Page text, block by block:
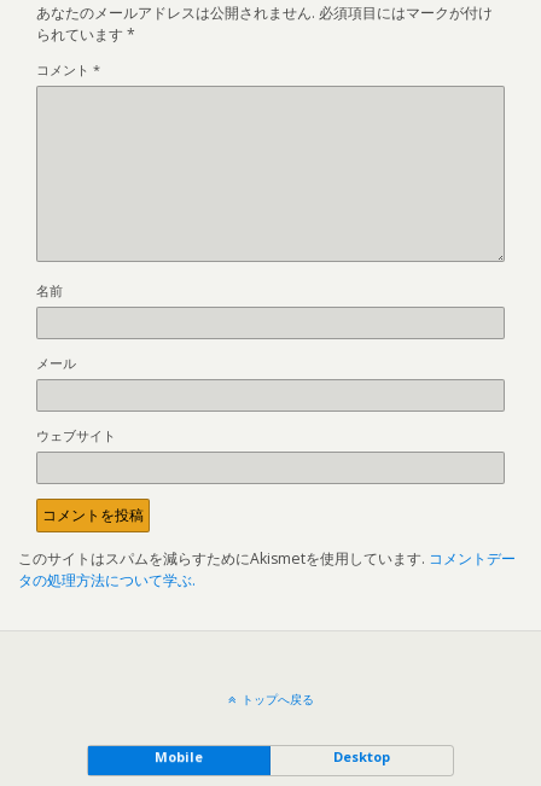
あなたのメールアドレスは公開されません. 必須項目にはマークが付け
られています *
コメント *
名前
メール
ウェブサイト
このサイトはスパムを減らすためにAkismetを使用しています. コメントデー
タの処理方法について学ぶ.
トップへ戻る
Mobile Desktop